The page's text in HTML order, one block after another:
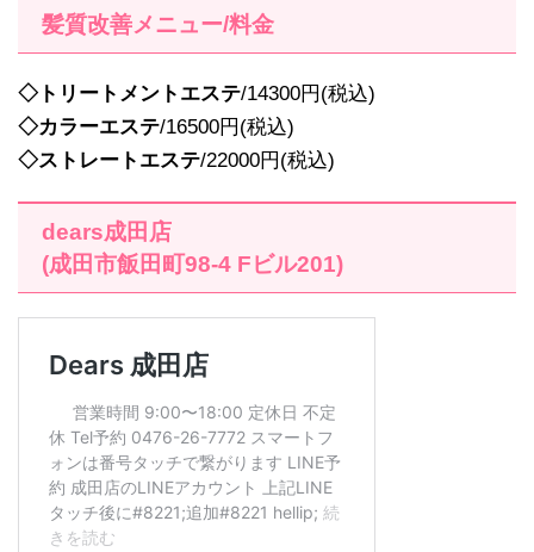
髪質改善メニュー/料金
◇トリートメントエステ/14300円(税込)
◇カラーエステ/16500円(税込)
◇ストレートエステ/22000円(税込)
dears成田店
(成田市飯田町98-4 Fビル201)